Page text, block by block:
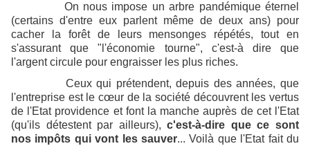
On nous impose un arbre pandémique éternel
(certains d'entre eux parlent même de deux ans) pour
cacher la forêt de leurs mensonges répétés, tout en
s'assurant que "l'économie tourne", c'est-à dire que
l'argent circule pour engraisser les plus riches.
Ceux qui prétendent, depuis des années, que
l'entreprise est le cœur de la société découvrent les vertus
de l'Etat providence et font la manche auprès de cet l'Etat
(qu'ils détestent par ailleurs),c'est-à-dire que ce sont
nos impôts qui vont les sauver... Voilà que l'Etat fait du